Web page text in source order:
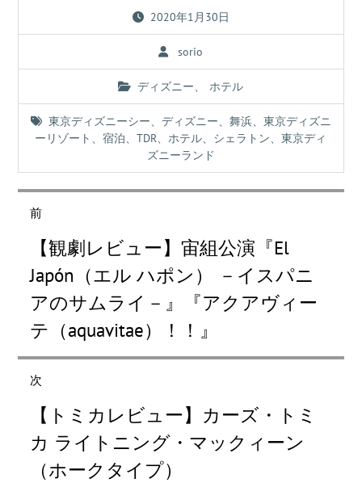
2020年1月30日
sorio
ディズニー、 ホテル
東京ディズニーシー、 ディズニー、 舞浜、 東京ディズニ
ーリゾート 、宿泊、TDR、ホテル、 シェラトン、東京ディ
ズニーランド
投
稿
ゲ
ー
シ
ョ
ン
前
の
投
稿:
【観劇レビュー】宙組公演『El
Japón（エル ハポン） －イスパニ
アのサムライ－』『アクアヴィー
テ（aquavitae）！！』
次
投
稿:
【トミカレビュー】カーズ・トミ
カ ライトニング・マックィーン
（ホークタイプ）